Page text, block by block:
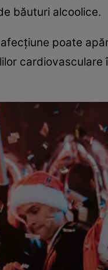
băuturi alcoolice.
poate